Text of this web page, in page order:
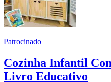
Patrocinado
Cozinha Infantil
Livro Educativo